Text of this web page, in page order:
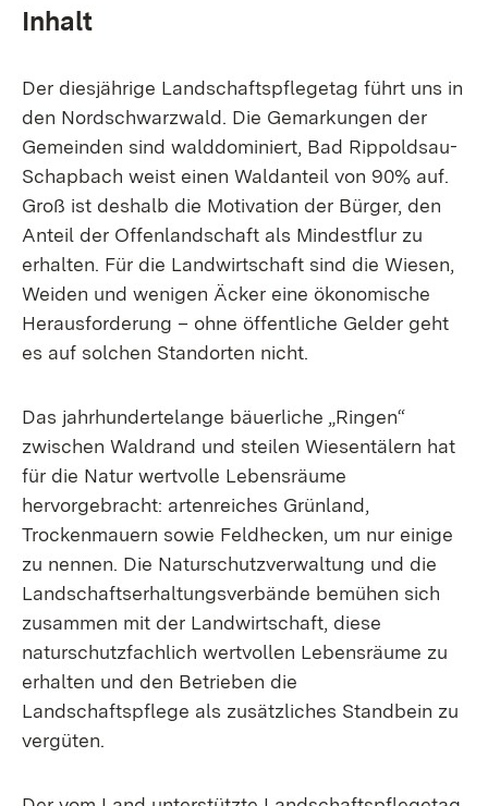
Inhalt
Der diesjährige Landschaftspflegetag führt uns in
den Nordschwarzwald. Die Gemarkungen der
Gemeinden sind walddominiert, Bad Rippoldsau-
Schapbach weist einen Waldanteil von 90% auf.
Groß ist deshalb die Motivation der Bürger, den
Anteil der Offenlandschaft als Mindestflur zu
erhalten. Für die Landwirtschaft sind die Wiesen,
Weiden und wenigen Äcker eine ökonomische
Herausforderung – ohne öffentliche Gelder geht
es auf solchen Standorten nicht.
Das jahrhundertelange bäuerliche „Ringen“
zwischen Waldrand und steilen Wiesentälern hat
für die Natur wertvolle Lebensräume
hervorgebracht: artenreiches Grünland,
Trockenmauern sowie Feldhecken, um nur einige
zu nennen. Die Naturschutzverwaltung und die
Landschaftserhaltungsverbände bemühen sich
zusammen mit der Landwirtschaft, diese
naturschutzfachlich wertvollen Lebensräume zu
erhalten und den Betrieben die
Landschaftspflege als zusätzliches Standbein zu
vergüten.